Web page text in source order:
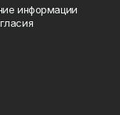
информации